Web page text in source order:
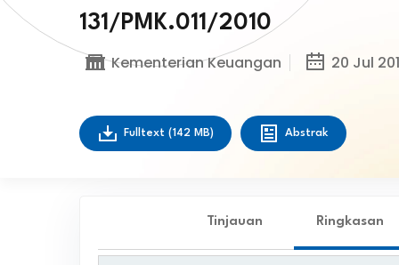
131/PMK.011/2010
Kementerian Keuangan 20 Jul
Fulltext (142 MB) Abstrak
Tinjauan Ringkasan